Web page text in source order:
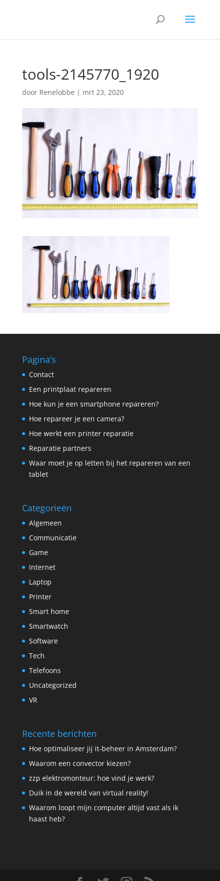
tools-2145770_1920
door Renelobbe | mrt 23, 2020
Pagina’s
Contact
Een printplaat repareren
Hoe kun je een smartphone repareren?
Hoe repareer je een camera?
Hoe werkt een printer reparatie
Reparatie partners
Waar moet je op letten bij het repareren van een
tablet
Categorieën
Algemeen
Communicatie
Game
Internet
Laptop
Printer
Smart home
Smartwatch
Software
Tech
Telefoons
Uncategorized
VR
Recente berichten
Hoe optimaliseer jij it-beheer in Amsterdam?
Waarom een convector kiezen?
zzp elektromonteur: hoe vind je werk?
Duik in de wereld van virtual reality!
Waarom loopt mijn computer altijd vast als ik
haast heb?